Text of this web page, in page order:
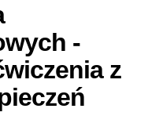
-
z